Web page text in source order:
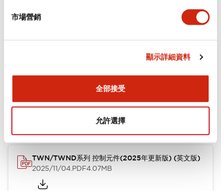
市場營銷
顯示詳細資料
全部接受
允許選擇
認證與標準
TWN/TWND系列 控制元件(2025年更新版) (英文版)
2025/11/04.PDF4.07MB